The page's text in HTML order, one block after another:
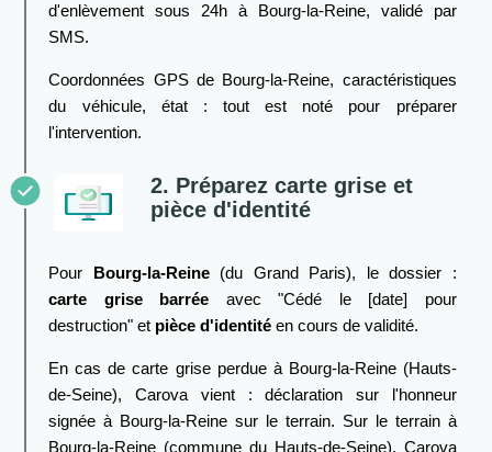
d'enlèvement sous 24h à Bourg-la-Reine, validé par
SMS.
Coordonnées GPS de Bourg-la-Reine, caractéristiques
du véhicule, état : tout est noté pour préparer
l'intervention.
2. Préparez carte grise et
pièce d'identité
Pour Bourg-la-Reine(du Grand Paris), le dossier :
carte grise barrée avec "Cédé le [date] pour
destruction" et pièce d'identité en cours de validité.
En cas de carte grise perdue à Bourg-la-Reine (Hauts-
de-Seine), Carova vient : déclaration sur l'honneur
signée à Bourg-la-Reine sur le terrain. Sur le terrain à
Bourg-la-Reine (commune du Hauts-de-Seine), Carova